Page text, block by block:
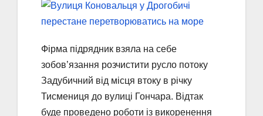
Фірма підрядник взяла на себе
зобов’язання розчистити русло потоку
Задубичний від місця втоку в річку
Тисмениця до вулиці Гончара. Відтак
буде проведено роботи із викоренення